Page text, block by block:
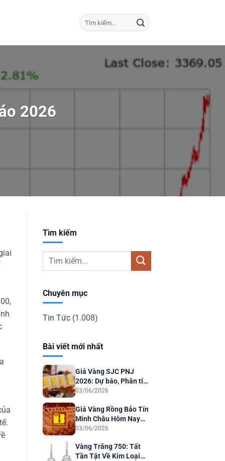
2026
Tìm kiếm
Chuyên mục
Tin Tức(1.008)
Bài viết mới nhất
Giá Vàng SJC PNJ
2026: Dự báo, Phân tích
& Lời khuyên Đầu tư
03/06/2026
Giá Vàng Rồng Bảo Tín
Minh Châu Hôm Nay
2026: Dự Báo & Phân
03/06/2026
Vàng Trắng 750: Tất
Tần Tật Về Kim Loại